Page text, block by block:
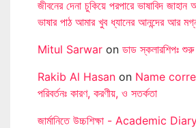
জীবনের দেনা চুকিয়ে পরপারে ভাষাবিদ জাহান
ভাষার পাঠ আমার খুব ধ্যানের আনন্দের আর
Mitul Sarwar on ডাড স্কলারশিপঃ শুরু
Rakib Al Hasan on Name
পরিবর্তনঃ কারণ, করণীয়, ও সতর্কতা
জার্মানিতে উচ্চশিক্ষা - Academic